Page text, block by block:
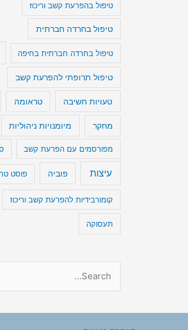
טיפול בהפרעת קשב וריכוז
טיפול בחרדה חברתית
טיפול בחרדה חברתית בחיפה
טיפול תרופתי להפרעת קשב
טעויות חשיבה טראומה
מחקר מיומנויות ניהוליות
מפורסמים עם הפרעת קשב
עיצות פוביה פוסט
קומורבידיות להפרעת קשב וריכוז
תעסוקה
a